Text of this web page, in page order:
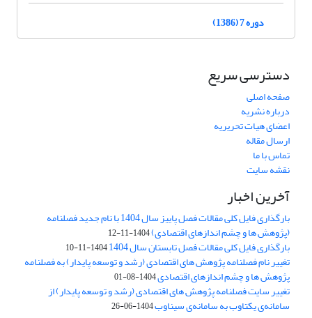
دوره 7 (1386)
دسترسی سریع
صفحه اصلی
درباره نشریه
اعضای هیات تحریریه
ارسال مقاله
تماس با ما
نقشه سایت
آخرین اخبار
بارگذاری فایل کلی مقالات فصل پاییز سال 1404 با نام جدید فصلنامه
(پژوهش ها و چشم اندازهای اقتصادی)1404-11-12
بارگذاری فایل کلی مقالات فصل تابستان سال 1404 1404-11-10
تغییر نام فصلنامه پژوهش های اقتصادی (رشد و توسعه پایدار) به فصلنامه
پژوهش ها و چشم اندازهای اقتصادی1404-08-01
تغییر سایت فصلنامه پژوهش های اقتصادی (رشد و توسعه پایدار) از
سامانه‌ی یکتاوب به سامانه‌ی سیناوب1404-06-26